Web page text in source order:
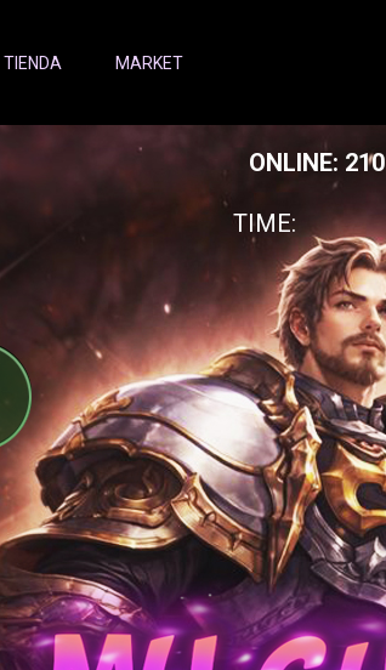
TIENDA MARKET
ONLINE: 210
TIME: